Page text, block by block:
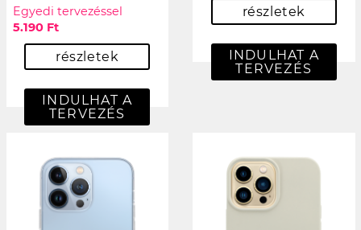
Egyedi tervezéssel
5.190 Ft
részletek
INDULHAT A
TERVEZÉS
részletek
INDULHAT A
TERVEZÉS